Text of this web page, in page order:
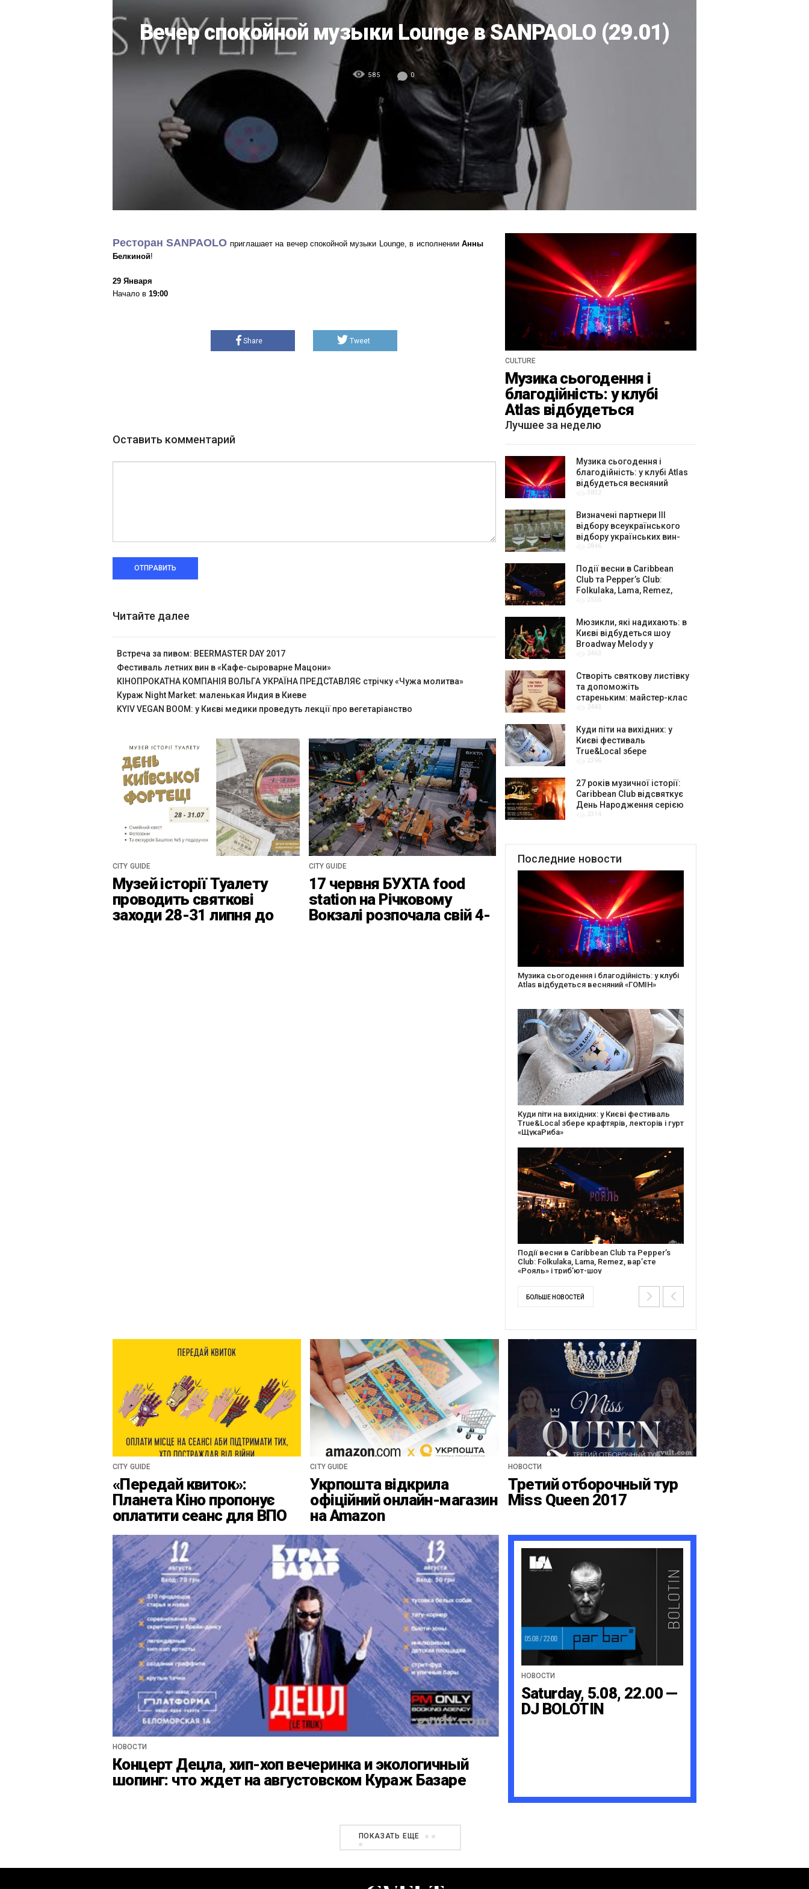
Вечер спокойной музыки Lounge в SANPAOLO (29.01)
585 0
Ресторан SANPAOLO приглашает на вечер спокойной музыки Lounge, в исполненииАнны
Белкиной!
29 Января
Начало в 19:00
Share Tweet
Оставить комментарий
ОТПРАВИТЬ
Читайте далее
Встреча за пивом: BEERMASTER DAY 2017
Фестиваль летних вин в «Кафе-сыроварне Мацони»
КІНОПРОКАТНА КОМПАНІЯ ВОЛЬГА УКРАЇНА ПРЕДСТАВЛЯЄ стрічку «Чужа молитва»
Кураж Night Market: маленькая Индия в Киеве
KYIV VEGAN BOOM: у Києві медики проведуть лекції про вегетаріанство
CITY GUIDE
Музей історії Туалету
проводить святкові
заходи 28-31 липня до
CITY GUIDE
17 червня БУХТА food
station на Річковому
Вокзалі розпочала свій 4-
CULTURE
Музика сьогодення і
благодійність: у клубі
Atlas відбудеться
весняний «ГОМІН»
Лучшее за неделю
Музика сьогодення і
благодійність: у клубі Atlas
відбудеться весняний
«ГОМІН»
3832
Визначені партнери ІІІ
відбору всеукраїнського
відбору українських вин-
амбасадорів
2846
Події весни в Caribbean
Club та Pepper’s Club:
Folkulaka, Lama, Remez,
вар’єте «Рояль» і триб’ют-
2555
Мюзикли, які надихають: в
Києві відбудеться шоу
Broadway Melody у
виконанні юних артистів
2463
Створіть святкову листівку
та допоможіть
стареньким: майстер-клас
від БФ «Юлині Бабусі» на
2443
Куди піти на вихідних: у
Києві фестиваль
True&Local збере
крафтярів, лекторів і гурт
2396
27 років музичної історії:
Caribbean Club відсвяткує
День Народження серією
благодійних подій
2314
Последние новости
Створіть святкову листівку та допоможіть
стареньким: майстер-клас від БФ «Юлині
27 років музичної історії: Caribbean Club
відсвяткує День Народження серією
благодійних подій
Документальний фільм “Будинок “Слово”
англійською покажуть в країнах Європи,
Канаді та США
БОЛЬШЕ НОВОСТЕЙ
CITY GUIDE
«Передай квиток»:
Планета Кіно пропонує
оплатити сеанс для ВПО
CITY GUIDE
Укрпошта відкрила
офіційний онлайн-магазин
на Amazon
НОВОСТИ
Третий отборочный тур
Miss Queen 2017
НОВОСТИ
Концерт Децла, хип-хоп вечеринка и экологичный
шопинг: что ждет на августовском Кураж Базаре
НОВОСТИ
Saturday, 5.08, 22.00 —
DJ BOLOTIN
ПОКАЗАТЬ ЕЩЕ